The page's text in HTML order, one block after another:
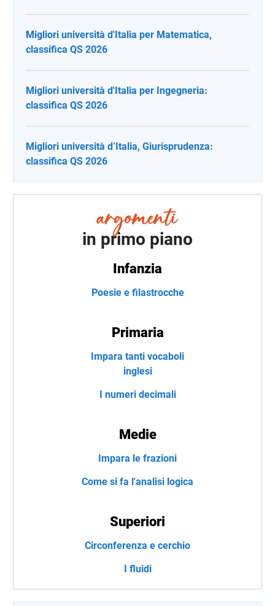
Migliori università d'Italia per Matematica,
classifica QS 2026
Migliori università d'Italia per Ingegneria:
classifica QS 2026
Migliori università d’Italia, Giurisprudenza:
classifica QS 2026
in primo piano
Infanzia
Poesie e filastrocche
Primaria
Impara tanti vocaboli
inglesi
I numeri decimali
Medie
Impara le frazioni
Come si fa l'analisi logica
Superiori
Circonferenza e cerchio
I fluidi